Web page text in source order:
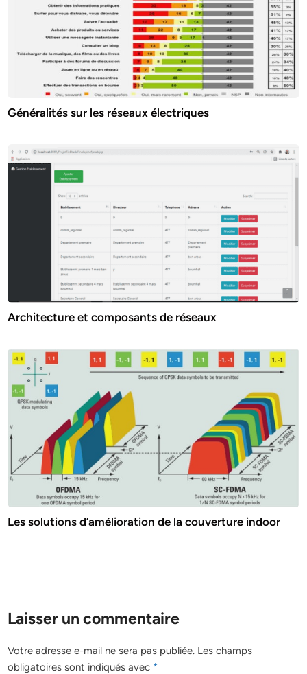
Généralités sur les réseaux électriques
Architecture et composants de réseaux
Les solutions d’amélioration de la couverture indoor
Laisser un commentaire
Votre adresse e-mail ne sera pas publiée. Les champs
obligatoires sont indiqués avec *